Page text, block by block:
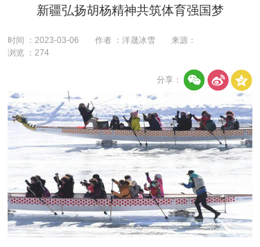
新疆弘扬胡杨精神共筑体育强国梦
时间 ：2023-03-06 作者 ：洋晟冰雪
来源：
浏览 ：274
分享：